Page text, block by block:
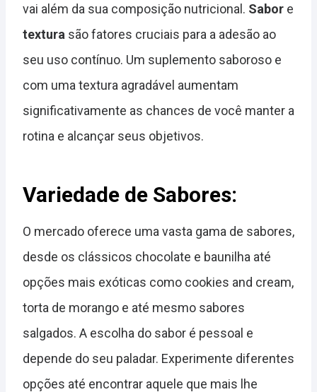
vai além da sua composição nutricional. Sabor e
textura são fatores cruciais para a adesão ao
seu uso contínuo. Um suplemento saboroso e
com uma textura agradável aumentam
significativamente as chances de você manter a
rotina e alcançar seus objetivos.
Variedade de Sabores:
O mercado oferece uma vasta gama de sabores,
desde os clássicos chocolate e baunilha até
opções mais exóticas como cookies and cream,
torta de morango e até mesmo sabores
salgados. A escolha do sabor é pessoal e
depende do seu paladar. Experimente diferentes
opções até encontrar aquele que mais lhe